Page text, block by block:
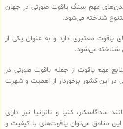
مهم سنگ یاقوت صورتی در جهان
شناخته می‌شود.
یاقوت معتبری دارد و به عنوان یکی از
شناخته می‌شود.
مهم یاقوت از جمله یاقوت صورتی در
این کشور برخوردار از اهمیت و شهرت
ماداگاسکار، کنیا و تانزانیا نیز دارای
مناطق می‌توان یاقوت‌های با کیفیت و